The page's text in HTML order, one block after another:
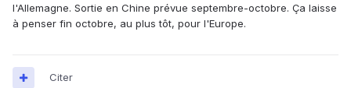
l'Allemagne. Sortie en Chine prévue septembre-octobre. Ça laisse
à penser fin octobre, au plus tôt, pour l'Europe.
Citer